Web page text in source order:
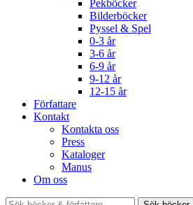
Pekböcker
Bilderböcker
Pyssel & Spel
0-3 år
3-6 år
6-9 år
9-12 år
12-15 år
Författare
Kontakt
Kontakta oss
Press
Kataloger
Manus
Om oss
Sök